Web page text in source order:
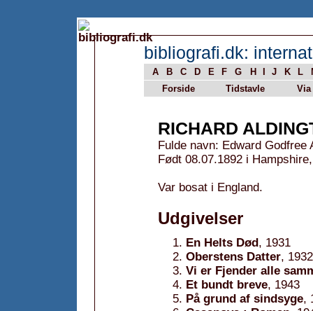
bibliografi.dk:
A B C D E F G H J K L
Forside
Tidstavle Via
RICHARD
Fulde navn: Edward Godfree
Født 08.07.1892 i
Var bosat i England.
Udgivelser
En Helts Død, 1931
Oberstens Datter, 1932
Vi er Fjender alle
Et bundt breve, 1943
På grund af sindsyge,